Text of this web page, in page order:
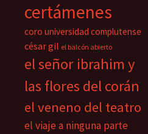
certámenes
coro universidad complutense
césar gil el balcón abierto
el señor ibrahim y
las flores del corán
el veneno del teatro
el viaje a ninguna parte